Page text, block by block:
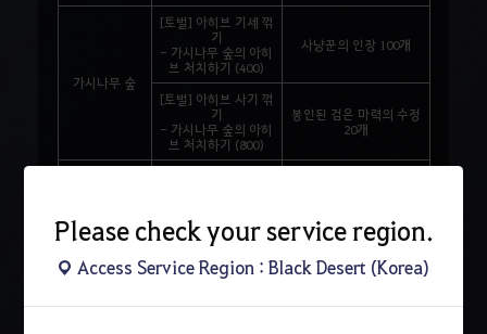
Please check your service region.
Access Service Region : Black Desert (Korea)
가시나무 숲
[토벌] 아히브 기세 꺾
기
- 가시나무 숲의 아히
브 처치하기 (400)
사냥꾼의 인장 100개
[토벌] 아히브 사기 꺾
기
- 가시나무 숲의 아히
브 처치하기 (800)
봉인된 검은 마력의 수정
20개
켄타우로스 무
리
아내기
- 켄타우로스 처치하
봉인된 검은 마력의 수정